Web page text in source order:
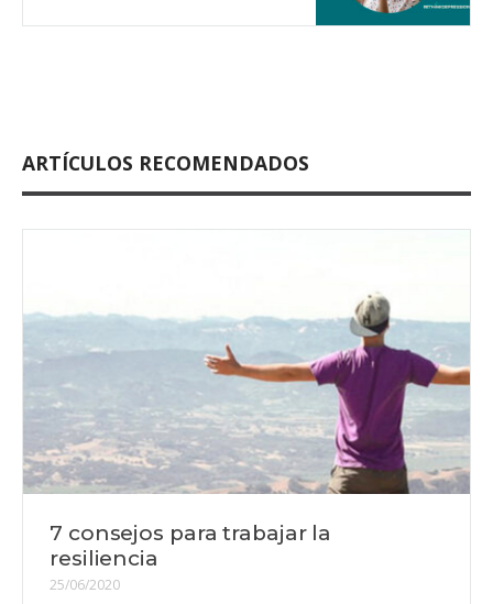
ARTÍCULOS RECOMENDADOS
7 consejos para trabajar la
resiliencia
25/06/2020